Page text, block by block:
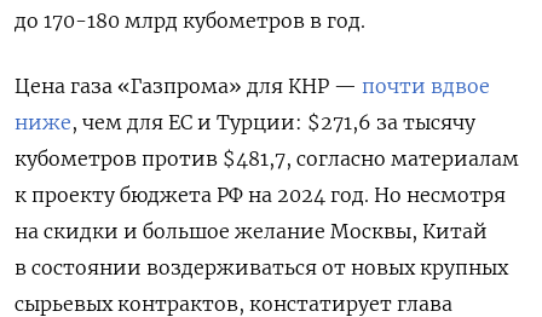
до 170-180 млрд кубометров в год.
Цена газа «Газпрома» для КНР — почти вдвое
ниже, чем для ЕС и Турции: $271,6 за тысячу
кубометров против $481,7, согласно материалам
к проекту бюджета РФ на 2024 год. Но несмотря
на скидки и большое желание Москвы, Китай
в состоянии воздерживаться от новых крупных
сырьевых контрактов, констатирует глава